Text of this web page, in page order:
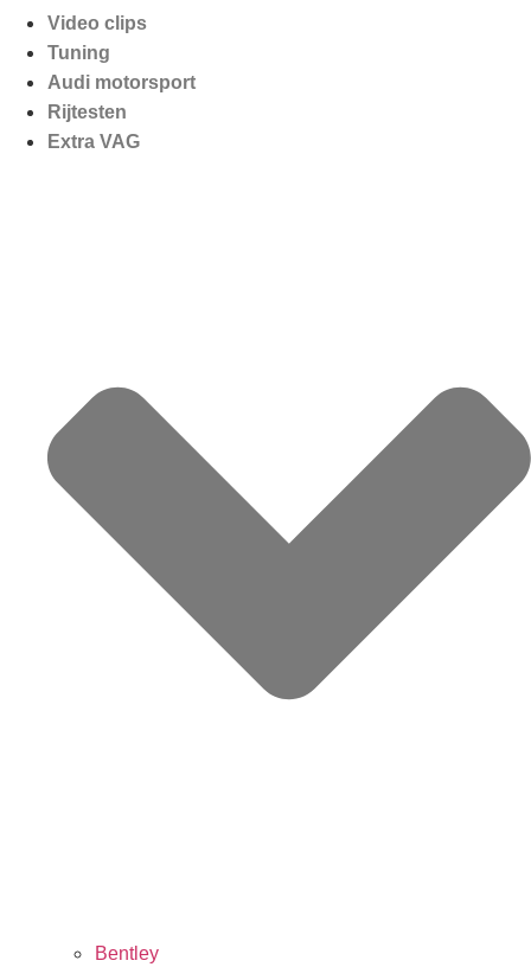
Video clips
Tuning
Audi motorsport
Rijtesten
Extra VAG
Bentley